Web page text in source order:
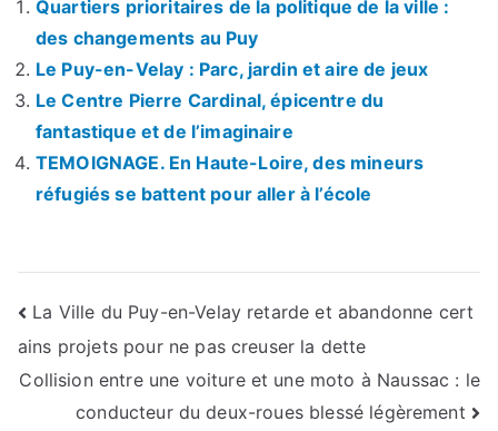
Quartiers prioritaires de la politique de la ville :
des changements au Puy
Le Puy-en-Velay : Parc, jardin et aire de jeux
Le Centre Pierre Cardinal, épicentre du
fantastique et de l’imaginaire
TEMOIGNAGE. En Haute-Loire, des mineurs
réfugiés se battent pour aller à l’école
Navigation
de
l’article
La Ville du Puy-en-Velay retarde et abandonne cert
ains projets pour ne pas creuser la dette
Collision entre une voiture et une moto à Naussac : le
conducteur du deux-roues blessé légèrement